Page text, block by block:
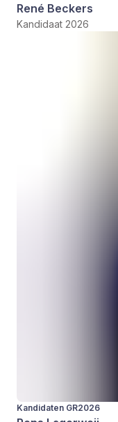
René Beckers
Kandidaat 2026
Kandidaten GR2026